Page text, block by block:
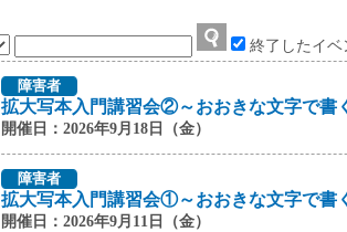
終了したイベ
障害者
拡大写本入門講習会②～おおきな文字で書
開催日：2026年9月18日（金）
障害者
拡大写本入門講習会①～おおきな文字で書
開催日：2026年9月11日（金）